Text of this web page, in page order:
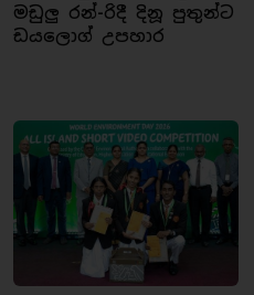
මඩුලු රන්-රිදී දිනූ පුතුන්ට
ඩයලොග් උපහාර